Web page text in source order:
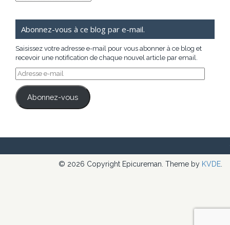
Abonnez-vous à ce blog par e-mail.
Saisissez votre adresse e-mail pour vous abonner à ce blog et
recevoir une notification de chaque nouvel article par email.
Adresse
e-
mail
Abonnez-vous
© 2026 Copyright Epicureman. Theme by KVDE.